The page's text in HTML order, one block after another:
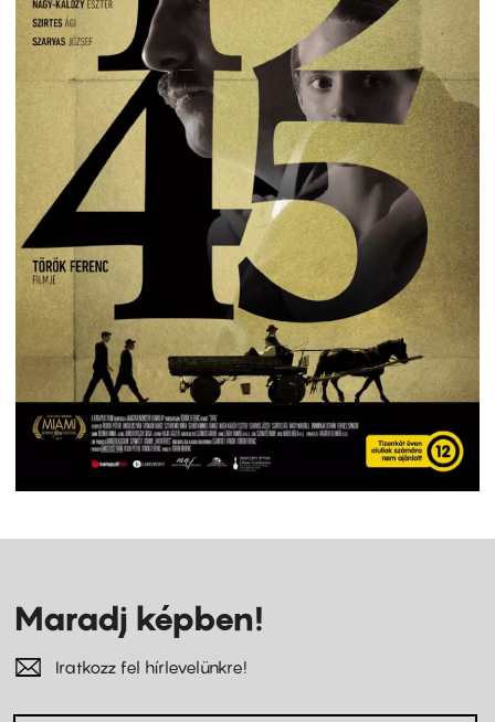
Maradj képben!
Iratkozz fel hírlevelünkre!